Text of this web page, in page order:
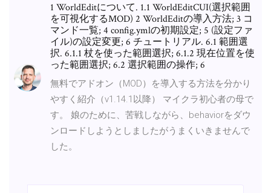
1 WorldEditについて. 1.1 WorldEditCUI(選択範囲
を可視化するMOD) 2 WorldEditの導入方法; 3 コ
マンド一覧; 4 config.ymlの初期設定; 5 (設定ファ
イル)の設定変更; 6 チュートリアル. 6.1 範囲選
択. 6.1.1 杖を使った範囲選択; 6.1.2 現在位置を使
った範囲選択; 6.2 選択範囲の操作; 6
無料でアドオン（MOD）を導入する方法を分かり
やすく紹介（v1.14.1以降） マイクラ初心者の母で
す。 娘のために、苦戦しながら、behaviorをダウ
ンロードしようとしましたがうまくいきませんで
した。